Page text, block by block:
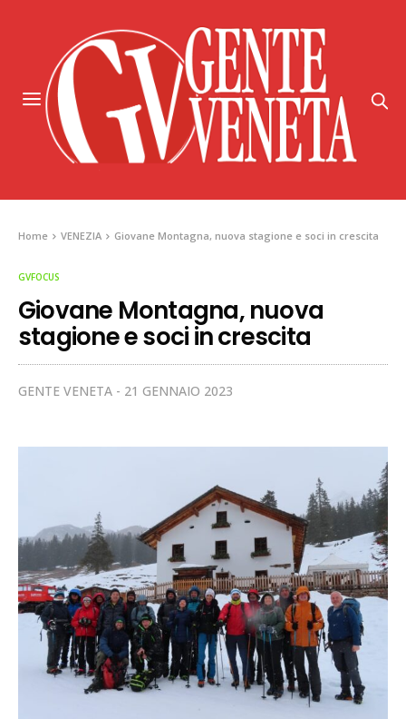
Home VENEZIA Giovane Montagna, nuova stagione e soci in crescita
GVFOCUS
Giovane Montagna, nuova
stagione e soci in crescita
GENTE VENETA 21 GENNAIO 2023